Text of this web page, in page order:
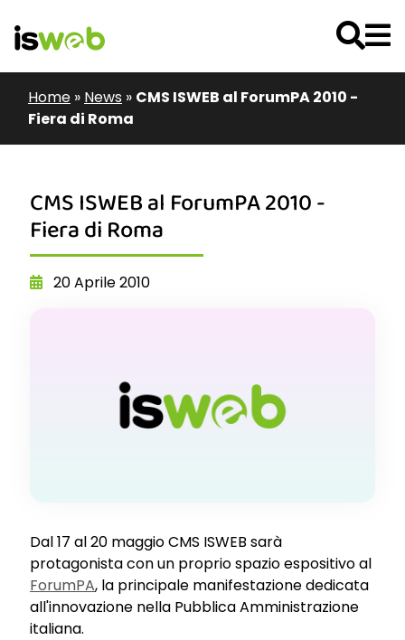
Home » News » CMS ISWEB al ForumPA 2010 -
Fiera di Roma
CMS ISWEB al ForumPA 2010 -
Fiera di Roma
20 Aprile 2010
Dal 17 al 20 maggio CMS ISWEB sarà
protagonista con un proprio spazio espositivo al
ForumPA, la principale manifestazione dedicata
all'innovazione nella Pubblica Amministrazione
italiana.